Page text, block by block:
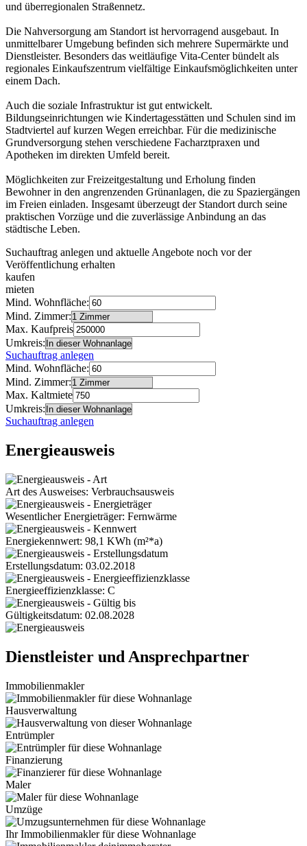
und überregionalen Straßennetz.
Die Nahversorgung am Standort ist hervorragend ausgebaut. In
unmittelbarer Umgebung befinden sich mehrere Supermärkte und
Dienstleister. Besonders das weitläufige Vita-Center bündelt als
regionales Einkaufszentrum vielfältige Einkaufsmöglichkeiten unter
einem Dach.
Auch die soziale Infrastruktur ist gut entwickelt.
Bildungseinrichtungen wie Kindertagesstätten und Schulen sind im
Stadtviertel auf kurzen Wegen erreichbar. Für die medizinische
Grundversorgung stehen verschiedene Facharztpraxen und
Apotheken im direkten Umfeld bereit.
Möglichkeiten zur Freizeitgestaltung und Erholung finden
Bewohner in den angrenzenden Grünanlagen, die zu Spaziergängen
im Freien einladen. Insgesamt überzeugt der Standort durch seine
praktischen Vorzüge und die zuverlässige Anbindung an das
städtische Leben.
Suchauftrag anlegen und aktuelle Angebote noch vor der
Veröffentlichung erhalten
kaufen
mieten
Mind. Wohnfläche:
Mind. Zimmer:
Max. Kaufpreis
Umkreis:
Suchauftrag anlegen
Mind. Wohnfläche:
Mind. Zimmer:
Max. Kaltmiete
Umkreis:
Suchauftrag anlegen
Energieausweis
Art des Ausweises: Verbrauchsausweis
Wesentlicher Energieträger: Fernwärme
Energiekennwert: 98,1 KWh (m²*a)
Erstellungsdatum: 03.02.2018
Energieeffizienzklasse: C
Gültigkeitsdatum: 02.08.2028
Dienstleister und Ansprechpartner
Immobilienmakler
Hausverwaltung
Entrümpler
Finanzierung
Maler
Umzüge
Ihr Immobilienmakler für diese Wohnanlage